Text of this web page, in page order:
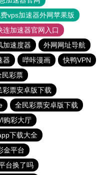
vps加速器外网苹果版
连加速器官网入口
加速度器
外网网址导航
器 哔咔漫画
快鸭VPN
彩票
彩票安卓版下载
全民彩票安卓版下载
购彩大厅
下载大全
金平台
台换了吗